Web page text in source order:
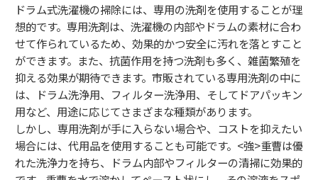
ドラム式洗濯機の掃除には、専用の洗剤を使用することが理
想的です。専用洗剤は、洗濯機の内部やドラムの素材に合わ
せて作られているため、効果的かつ安全に汚れを落とすこと
ができます。また、抗菌作用を持つ洗剤も多く、雑菌繁殖を
抑える効果が期待できます。市販されている専用洗剤の中に
は、ドラム洗浄用、フィルター洗浄用、そしてドアパッキン
用など、用途に応じてさまざまな種類があります。
しかし、専用洗剤が手に入らない場合や、コストを抑えたい
場合には、代用品を使用することも可能です。<強>重曹は優
れた洗浄力を持ち、ドラム内部やフィルターの清掃に効果的